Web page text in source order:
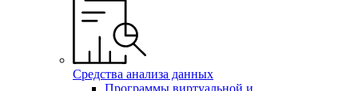
Средства анализа данных